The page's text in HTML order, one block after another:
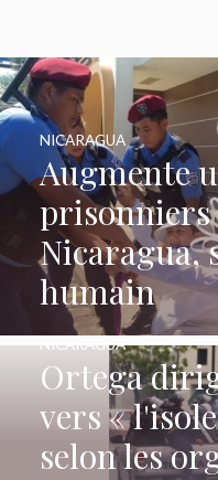
Augmente
Nicaragua,
humain
NICARAGUA
Ortega
vers «
selon les
NICARAGUA